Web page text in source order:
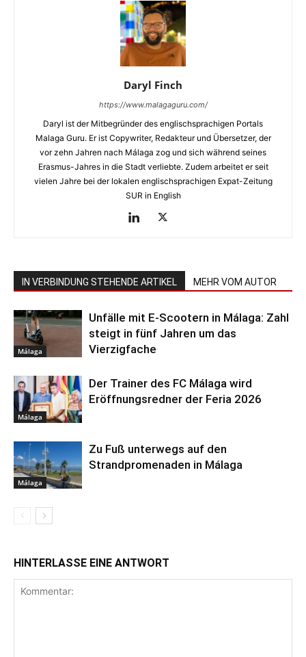
Daryl Finch
https://www.malagaguru.com/
Daryl ist der Mitbegründer des englischsprachigen Portals
Malaga Guru. Er ist Copywriter, Redakteur und Übersetzer, der
vor zehn Jahren nach Málaga zog und sich während seines
Erasmus-Jahres in die Stadt verliebte. Zudem arbeitet er seit
vielen Jahre bei der lokalen englischsprachigen Expat-Zeitung
SUR in English
IN VERBINDUNG STEHENDE ARTIKEL MEHR VOM AUTOR
Málaga
Unfälle mit E-Scootern in Málaga: Zahl
steigt in fünf Jahren um das
Vierzigfache
Málaga
Der Trainer des FC Málaga wird
Eröffnungsredner der Feria 2026
Málaga
Zu Fuß unterwegs auf den
Strandpromenaden in Málaga
HINTERLASSE EINE ANTWORT